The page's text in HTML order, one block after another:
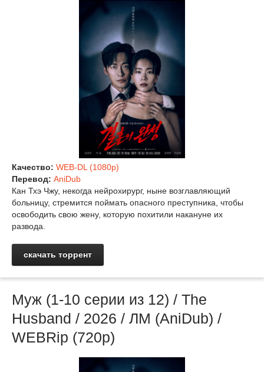
Качество: WEB-DL (1080p)
Перевод: AniDub
Кан Тхэ Чжу, некогда нейрохирург, ныне возглавляющий
больницу, стремится поймать опасного преступника, чтобы
освободить свою жену, которую похитили накануне их
развода.
скачать торрент
Муж (1-10 серии из 12) / The
Husband / 2026 / ЛМ (AniDub) /
WEBRip (720p)